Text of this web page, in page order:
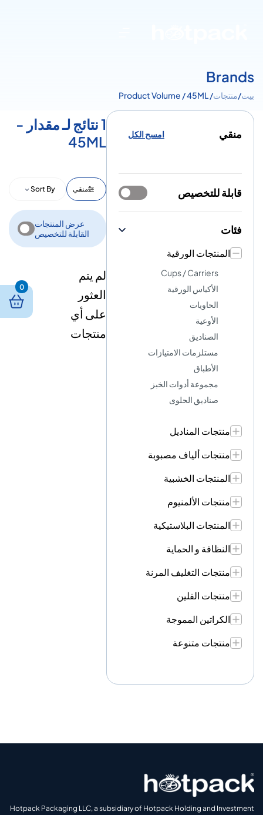
Brands
بيت/منتجات/ Product Volume / 45ML
منقي امسح الكل
قابلة للتخصيص
فئات
المنتجات الورقية
Cups / Carriers
الأكياس الورقية
الحاويات
الأوعية
الصناديق
مستلزمات الامتيازات
الأطباق
مجموعة أدوات الخبز
صناديق الحلوى
منتجات المناديل
منتجات ألياف مصبوبة
المنتجات الخشبية
منتجات الألمنيوم
المنتجات البلاستيكية
النظافة و الحماية
منتجات التغليف المرنة
منتجات الفلين
الكراتين المموجة
منتجات متنوعة
1 نتائج لـ مقدار -
45ML
منقي Sort By
عرض المنتجات
القابلة للتخصيص
لم يتم
العثور
على أي
منتجات
Hotpack Packaging LLC, a subsidiary of Hotpack Holding and Investment
0